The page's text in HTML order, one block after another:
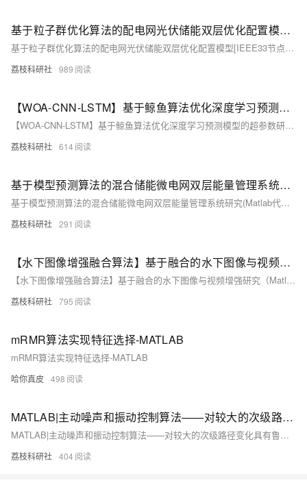
基于粒子群优化算法的配电网光伏储能双层优化配置模型[IEEE33节点]（选址定容）(Matlab代码实现)
基于粒子群优化算法的配电网光伏储能双层优化配置模型[IEEE33节点]（选址定容）(Matlab代码实现)
荔枝科研社 989
【WOA-CNN-LSTM】基于鲸鱼算法优化深度学习预测模型的超参数研究（Matlab代码实现）
【WOA-CNN-LSTM】基于鲸鱼算法优化深度学习预测模型的超参数研究（Matlab代码实现）
荔枝科研社 614
基于模型预测算法的混合储能微电网双层能量管理系统研究(Matlab代码实现）
基于模型预测算法的混合储能微电网双层能量管理系统研究(Matlab代码实现）
荔枝科研社 291
【水下图像增强融合算法】基于融合的水下图像与视频增强研究（Matlab代码实现）
【水下图像增强融合算法】基于融合的水下图像与视频增强研究（Matlab代码实现）
荔枝科研社 795
mRMR算法实现特征选择-MATLAB
mRMR算法实现特征选择-MATLAB
哈你真皮 498
MATLAB|主动噪声和振动控制算法——对较大的次级路径变化具有鲁棒性
MATLAB|主动噪声和振动控制算法——对较大的次级路径变化具有鲁棒性
荔枝科研社 404